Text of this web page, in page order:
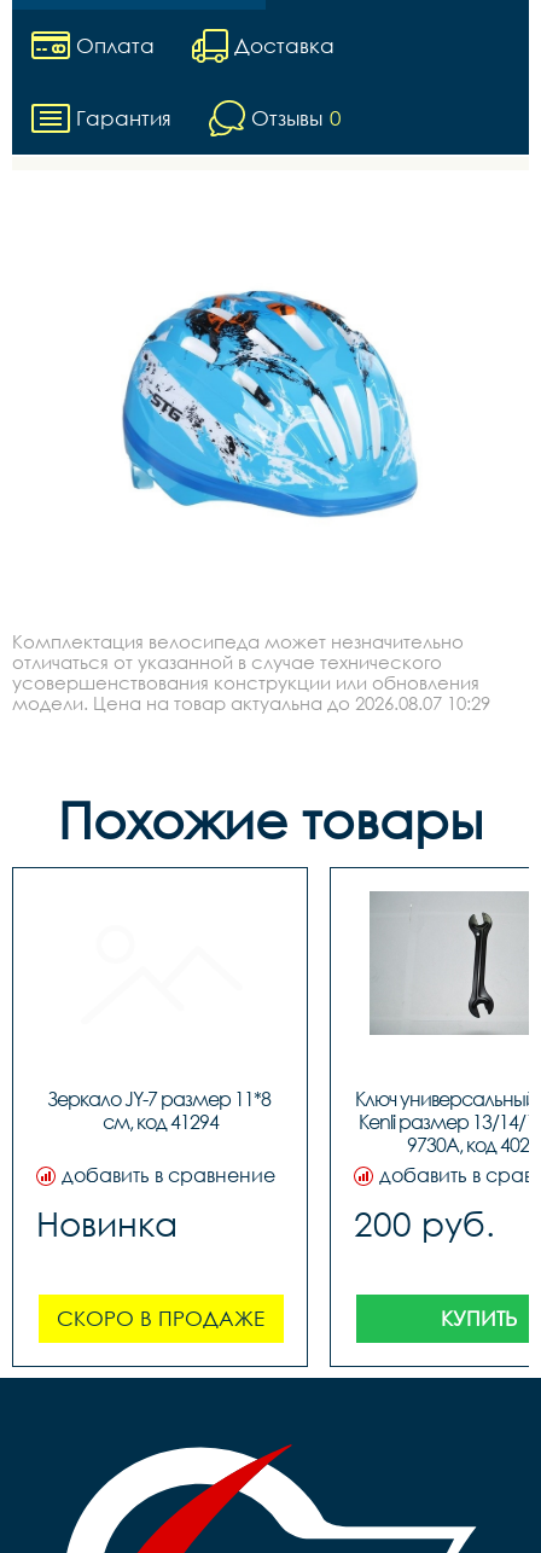
Оплата Доставка
Гарантия Отзывы 0
Комплектация велосипеда может незначительно
отличаться от указанной в случае технического
усовершенствования конструкции или обновления
модели. Цена на товар актуальна до 2026.08.07 10:29
Похожие товары
Зеркало JY-7 размер 11*8
см, код 41294
добавить в сравнение
Новинка
СКОРО В ПРОДАЖЕ
Ключ универсальный
Kenli размер 13/14/
9730A, код
добавить в
200 руб.
КУПИТЬ